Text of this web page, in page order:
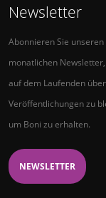
Newsletter
Abonnieren Sie unseren
monatlichen
auf dem Laufenden
Veröffentlichungen zu
um Boni zu erhalten.
NEWSLETTER